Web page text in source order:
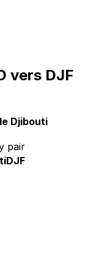
vers DJF
Djibouti
pair
DJF